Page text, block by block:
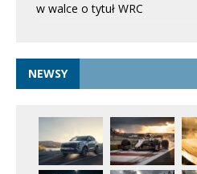
w walce o tytuł WRC
NEWSY